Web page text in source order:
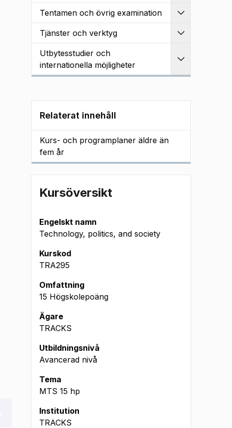
Tentamen och övrig examination
Tjänster och verktyg
Utbytesstudier och
internationella möjligheter
Relaterat innehåll
Kurs- och programplaner äldre än
fem år
Kursöversikt
Engelskt namn
Technology, politics, and society
Kurskod
TRA295
Omfattning
15 Högskolepoäng
Ägare
TRACKS
Utbildningsnivå
Avancerad nivå
Tema
MTS 15 hp
Institution
TRACKS